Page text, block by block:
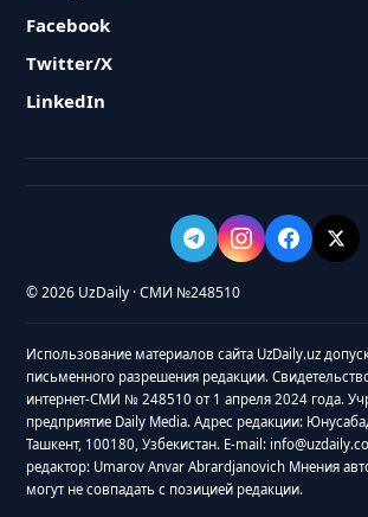
Facebook
Twitter/X
LinkedIn
© 2026 UzDaily · СМИ №248510
Использование материалов сайта UzDaily.uz
письменного разрешения редакции.
интернет-СМИ № 248510 от 1 апреля 2024 года.
предприятие Daily Media. Адрес редакции:
Ташкент, 100180, Узбекистан. E-mail:
редактор: Umarov Anvar Abrardjanovich Мнения
могут не совпадать с позицией редакции.